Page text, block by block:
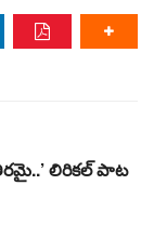
లిరికల్ పాట